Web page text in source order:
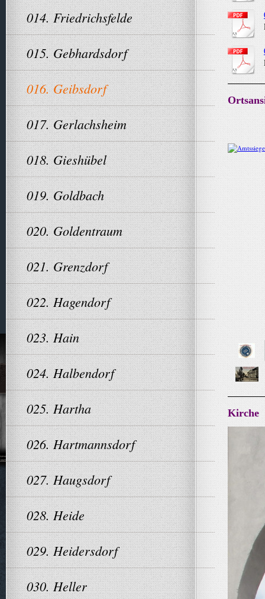
014. Friedrichsfelde
015. Gebhardsdorf
016. Geibsdorf
017. Gerlachsheim
018. Gieshübel
019. Goldbach
020. Goldentraum
021. Grenzdorf
022. Hagendorf
023. Hain
024. Halbendorf
025. Hartha
026. Hartmannsdorf
027. Haugsdorf
028. Heide
029. Heidersdorf
030. Heller
Kirche